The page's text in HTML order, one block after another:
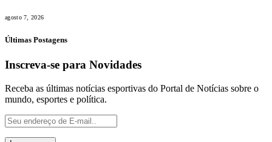
agosto 7, 2026
Últimas Postagens
Inscreva-se para Novidades
Receba as últimas notícias esportivas do Portal de Notícias sobre o
mundo, esportes e política.